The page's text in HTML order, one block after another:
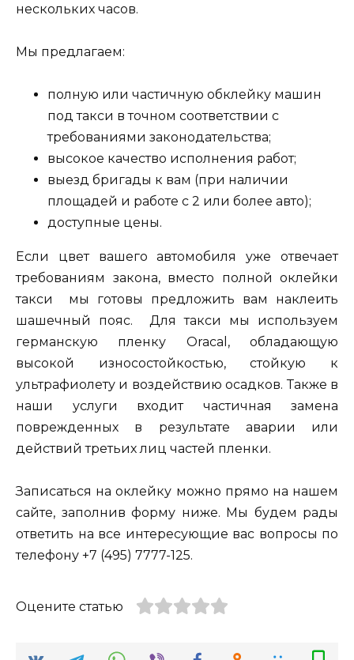
нескольких часов.
Мы предлагаем:
полную или частичную обклейку машин
под такси в точном соответствии с
требованиями законодательства;
высокое качество исполнения работ;
выезд бригады к вам (при наличии
площадей и работе с 2 или более авто);
доступные цены.
Если цвет вашего автомобиля уже отвечает
требованиям закона, вместо полной оклейки
такси мы готовы предложить вам наклеить
шашечный пояс. Для такси мы используем
германскую пленку Oracal, обладающую
высокой износостойкостью, стойкую к
ультрафиолету и воздействию осадков. Также в
наши услуги входит частичная замена
поврежденных в результате аварии или
действий третьих лиц частей пленки.
Записаться на оклейку можно прямо на нашем
сайте, заполнив форму ниже. Мы будем рады
ответить на все интересующие вас вопросы по
телефону +7 (495) 7777-125.
Оцените статью